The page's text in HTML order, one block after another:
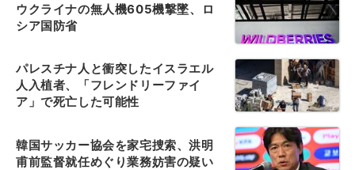
ウクライナの無人機605機撃墜、ロ
シア国防省
パレスチナ人と衝突したイスラエル
人入植者、「フレンドリーファイ
ア」で死亡した可能性
韓国サッカー協会を家宅捜索、洪明
甫前監督就任めぐり業務妨害の疑い